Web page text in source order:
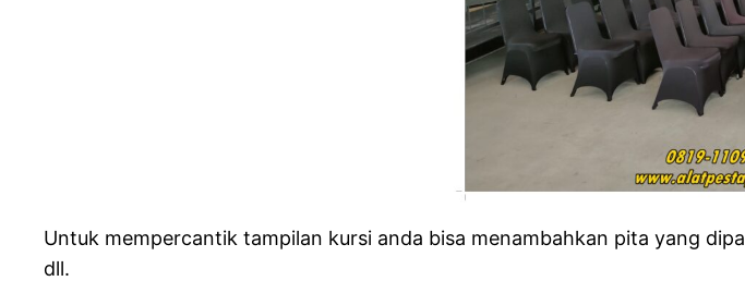
Untuk mempercantik tampilan kursi anda bisa menambahkan pita yang
dll.